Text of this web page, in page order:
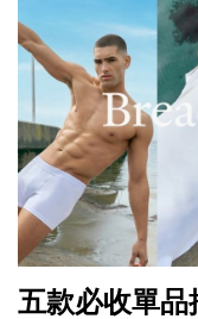
五款必收單品